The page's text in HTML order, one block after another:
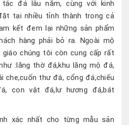
đá lâu năm, cùng với kinh
tại nhiều tỉnh thành trong cả
kết đem lại những sản phẩm
hàng phải bỏ ra. Ngoài mộ
chúng tôi còn cung cấp rất
:lăng thờ đá,khu lăng mộ đá,
che,cuốn thư đá, cổng đá,chiếu
con vật đá,lư hương đá,bát
xác nhất cho từng mẫu sản